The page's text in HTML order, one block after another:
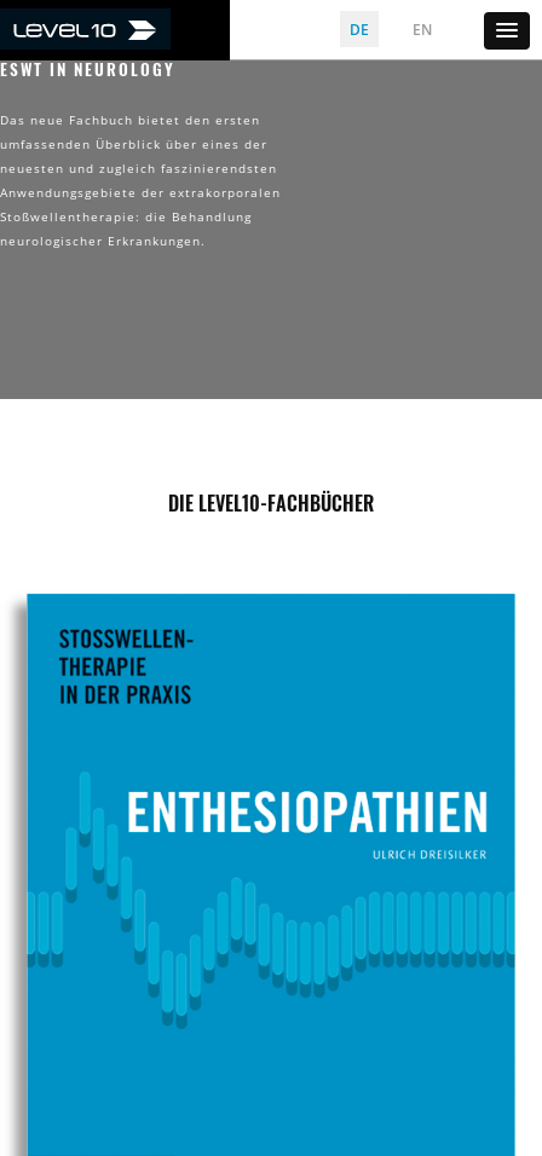
DE EN
ESWT IN NEUROLOGY
Das neue Fachbuch bietet den ersten
umfassenden Überblick über eines der
neuesten und zugleich faszinierendsten
Anwendungsgebiete der extrakorporalen
Stoßwellentherapie: die Behandlung
neurologischer Erkrankungen.
DIE LEVEL10-FACHBÜCHER